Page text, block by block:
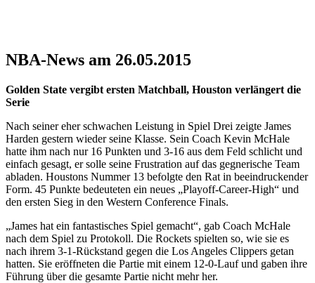
NBA-News am 26.05.2015
Golden State vergibt ersten Matchball, Houston verlängert die
Serie
Nach seiner eher schwachen Leistung in Spiel Drei zeigte James
Harden gestern wieder seine Klasse. Sein Coach Kevin McHale
hatte ihm nach nur 16 Punkten und 3-16 aus dem Feld schlicht und
einfach gesagt, er solle seine Frustration auf das gegnerische Team
abladen. Houstons Nummer 13 befolgte den Rat in beeindruckender
Form. 45 Punkte bedeuteten ein neues „Playoff-Career-High“ und
den ersten Sieg in den Western Conference Finals.
„James hat ein fantastisches Spiel gemacht“, gab Coach McHale
nach dem Spiel zu Protokoll. Die Rockets spielten so, wie sie es
nach ihrem 3-1-Rückstand gegen die Los Angeles Clippers getan
hatten. Sie eröffneten die Partie mit einem 12-0-Lauf und gaben ihre
Führung über die gesamte Partie nicht mehr her.